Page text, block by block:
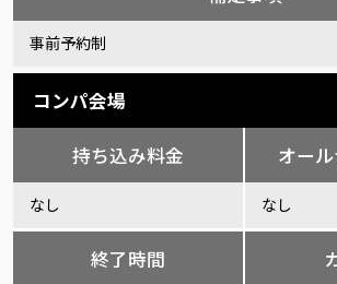
事前予約制
コンパ会場
持ち込み料金
なし
オー
なし
終了時間